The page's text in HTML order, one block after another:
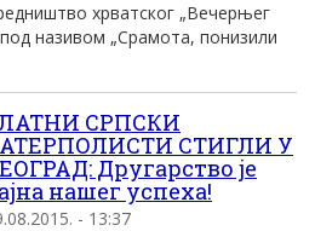
хрватског „Вечерњег
под називом „Срамота, понизили
СРПСКИ
СТИГЛИ У
Другарство је
нашег успеха!
- 13:37